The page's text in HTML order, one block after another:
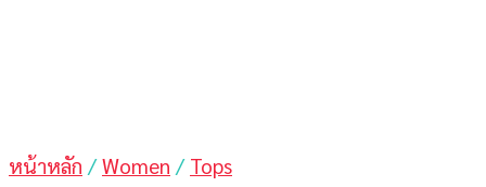
หน้าหลัก / Women / Tops